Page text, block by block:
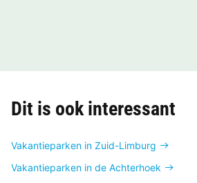
Dit is ook interessant
Vakantieparken in Zuid-Limburg
Vakantieparken in de Achterhoek